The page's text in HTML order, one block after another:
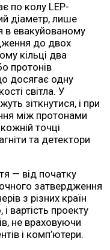
по колу LEP-
діаметр, лише
в евакуйованому
до двох
кільці два
протонів
досягає одну
світла. У
зіткнутися, і при
між протонами
точці
та детектори
— від початку
затвердження
з різних країн
вартість проекту
не враховуючи
і комп’ютери.